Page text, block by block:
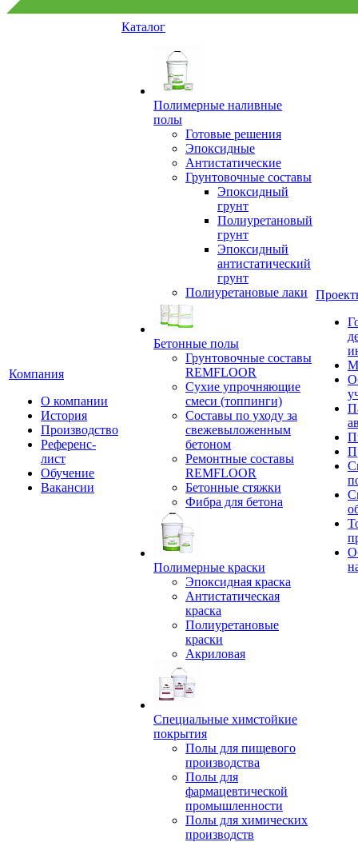
Компания
О компании
История
Производство
Референс-
лист
Обучение
Вакансии
Каталог
Полимерные наливные
полы
Готовые решения
Эпоксидные
Антистатические
Грунтовочные составы
Эпоксидный
грунт
Полиуретановый
грунт
Эпоксидный
антистатический
грунт
Полиуретановые лаки
Бетонные полы
Грунтовочные составы
REMFLOOR
Сухие упрочняющие
смеси (топпинги)
Составы по уходу за
свежевыложенным
бетоном
Ремонтные составы
REMFLOOR
Бетонные стяжки
Фибра для бетона
Полимерные краски
Эпоксидная краска
Антистатическая
краска
Полиуретановые
краски
Акриловая
Специальные химстойкие
покрытия
Полы для пищевого
производства
Полы для
фармацевтической
промышленности
Полы для химических
производств